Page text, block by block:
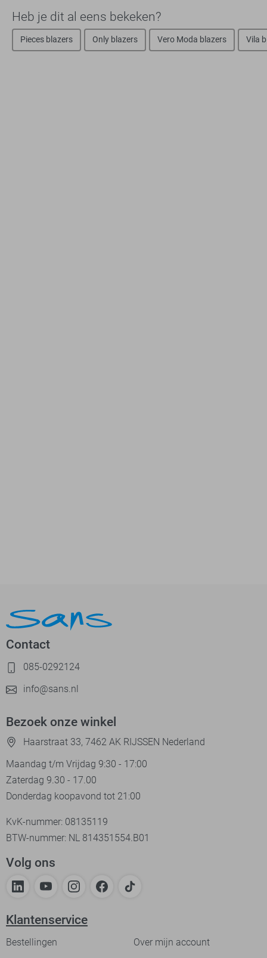
Heb je dit al eens bekeken?
Pieces blazers Only blazers Vero Moda blazers Vila
Contact
085-0292124
info@sans.nl
Bezoek onze winkel
Haarstraat 33, 7462 AK RIJSSEN Nederland
Maandag t/m Vrijdag 9:30 - 17:00
Zaterdag 9.30 - 17.00
Donderdag koopavond tot 21:00
KvK-nummer: 08135119
BTW-nummer: NL 814351554.B01
Volg ons
Klantenservice
Bestellingen
Over mijn account